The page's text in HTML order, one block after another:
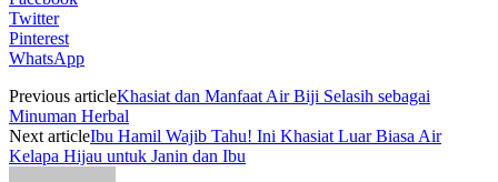
Twitter
Pinterest
WhatsApp
Previous articleKhasiat dan Manfaat Air Biji Selasih sebagai
Minuman Herbal
Next articleIbu Hamil Wajib Tahu! Ini Khasiat Luar Biasa Air
Kelapa Hijau untuk Janin dan Ibu